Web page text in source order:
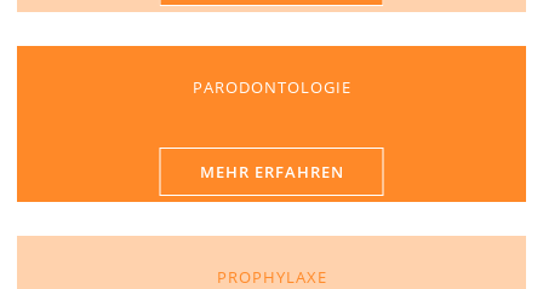
PARODONTOLOGIE
MEHR ERFAHREN
PROPHYLAXE